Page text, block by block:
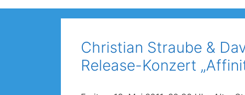
Christian Straube &
Release-Konzert